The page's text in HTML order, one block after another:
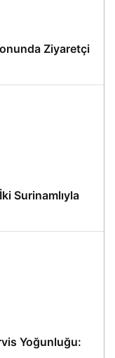
Ziyaretçi
Surinamlıyla
Yoğunluğu: